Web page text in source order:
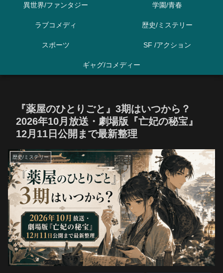
異世界/ファンタジー 学園/青春
ラブコメディ 歴史/ミステリー
スポーツ SF /アクション
ギャグ/コメディー
『薬屋のひとりごと』3期はいつから？
2026年10月放送・劇場版『亡妃の秘宝』
12月11日公開まで最新整理
歴史/ミステリー